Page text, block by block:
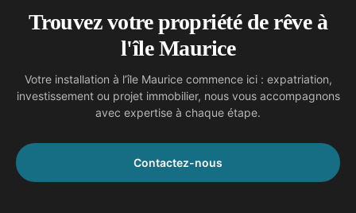
Trouvez votre propriété de rêve à
l'île Maurice
Votre installation à l’île Maurice commence ici : expatriation,
investissement ou projet immobilier, nous vous accompagnons
avec expertise à chaque étape.
Contactez-nous